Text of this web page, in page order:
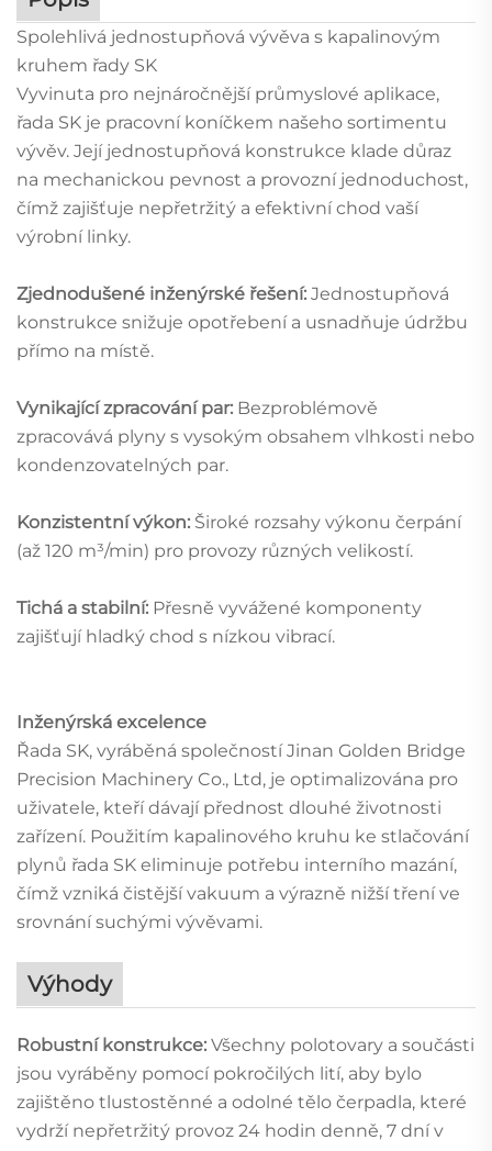
Spolehlivá jednostupňová vývěva s kapalinovým
kruhem řady SK
Vyvinuta pro nejnáročnější průmyslové aplikace,
řada SK je pracovní koníčkem našeho sortimentu
vývěv. Její jednostupňová konstrukce klade důraz
na mechanickou pevnost a provozní jednoduchost,
čímž zajišťuje nepřetržitý a efektivní chod vaší
výrobní linky.
Zjednodušené inženýrské řešení: Jednostupňová
konstrukce snižuje opotřebení a usnadňuje údržbu
přímo na místě.
Vynikající zpracování par: Bezproblémově
zpracovává plyny s vysokým obsahem vlhkosti nebo
kondenzovatelných par.
Konzistentní výkon: Široké rozsahy výkonu čerpání
(až 120 m³/min) pro provozy různých velikostí.
Tichá a stabilní: Přesně vyvážené komponenty
zajišťují hladký chod s nízkou vibrací.
Inženýrská excelence
Řada SK, vyráběná společností Jinan Golden Bridge
Precision Machinery Co., Ltd, je optimalizována pro
uživatele, kteří dávají přednost dlouhé životnosti
zařízení. Použitím kapalinového kruhu ke stlačování
plynů řada SK eliminuje potřebu interního mazání,
čímž vzniká čistější vakuum a výrazně nižší tření ve
srovnání suchými vývěvami.
Výhody
Robustní konstrukce: Všechny polotovary a součásti
jsou vyráběny pomocí pokročilých lití, aby bylo
zajištěno tlustostěnné a odolné tělo čerpadla, které
vydrží nepřetržitý provoz 24 hodin denně, 7 dní v